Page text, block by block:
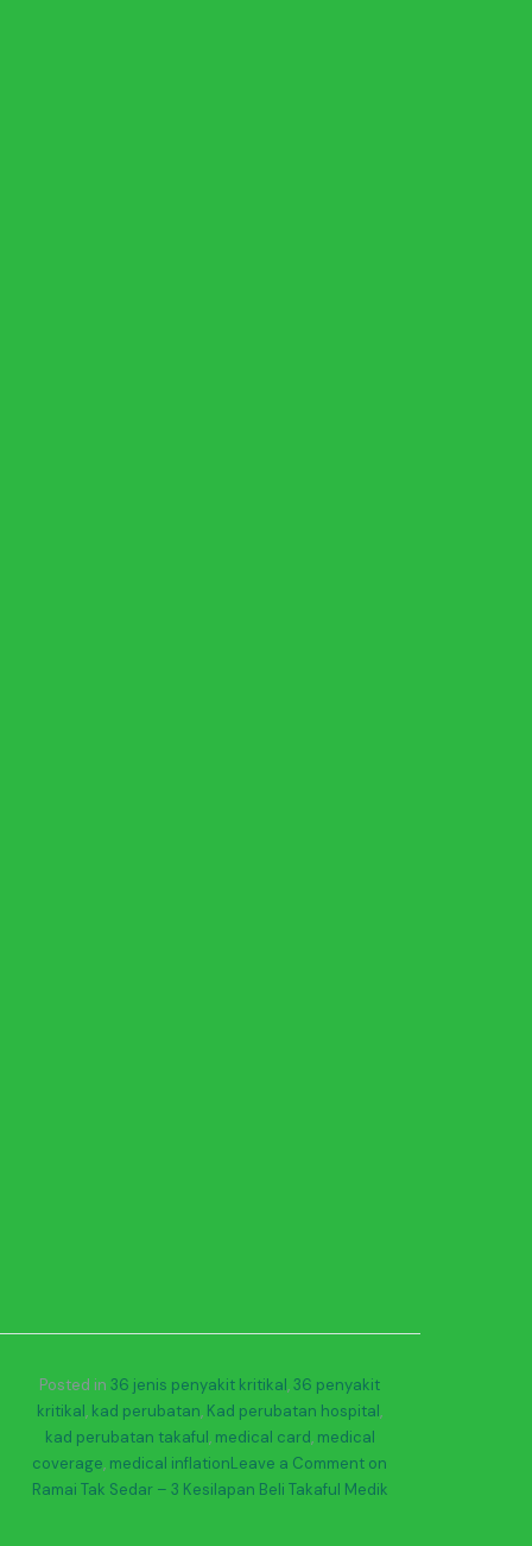
Posted in36 jenis penyakit kritikal,36 penyakit
kritikal, kad perubatan, Kad perubatan hospital,
kad perubatan takaful, medical card, medical
coverage, medical inflationLeave a Comment on
Ramai Tak Sedar – 3 Kesilapan Beli Takaful Medik